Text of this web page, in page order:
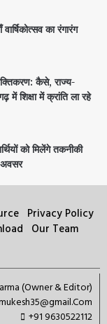
का रंगारंग
कैसे, राज्य-
में शिक्षा में क्रांति ला रहे
को मिलेंगे तकनीकी
अवसर
Privacy Policy
Our Team
(Owner & Editor)
+91 9630522112